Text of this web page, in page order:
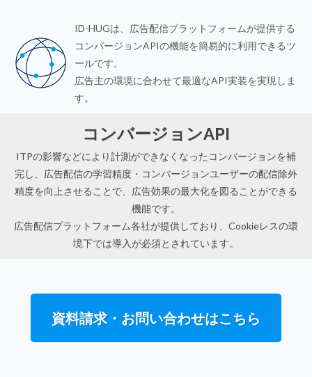
ID-HUGは、広告配信プラットフォームが提供する
コンバージョンAPIの機能を簡易的に利用できるツ
ールです。
広告主の環境に合わせて最適なAPI実装を実現しま
す。
コンバージョンAPI
ITPの影響などにより計測ができなくなったコンバージョンを補
完し、広告配信の学習精度・コンバージョンユーザーの配信除外
精度を向上させることで、広告効果の最大化を図ることができる
機能です。
広告配信プラットフォーム各社が提供しており、Cookieレスの環
境下では導入が必須とされています。
資料請求・お問い合わせはこちら